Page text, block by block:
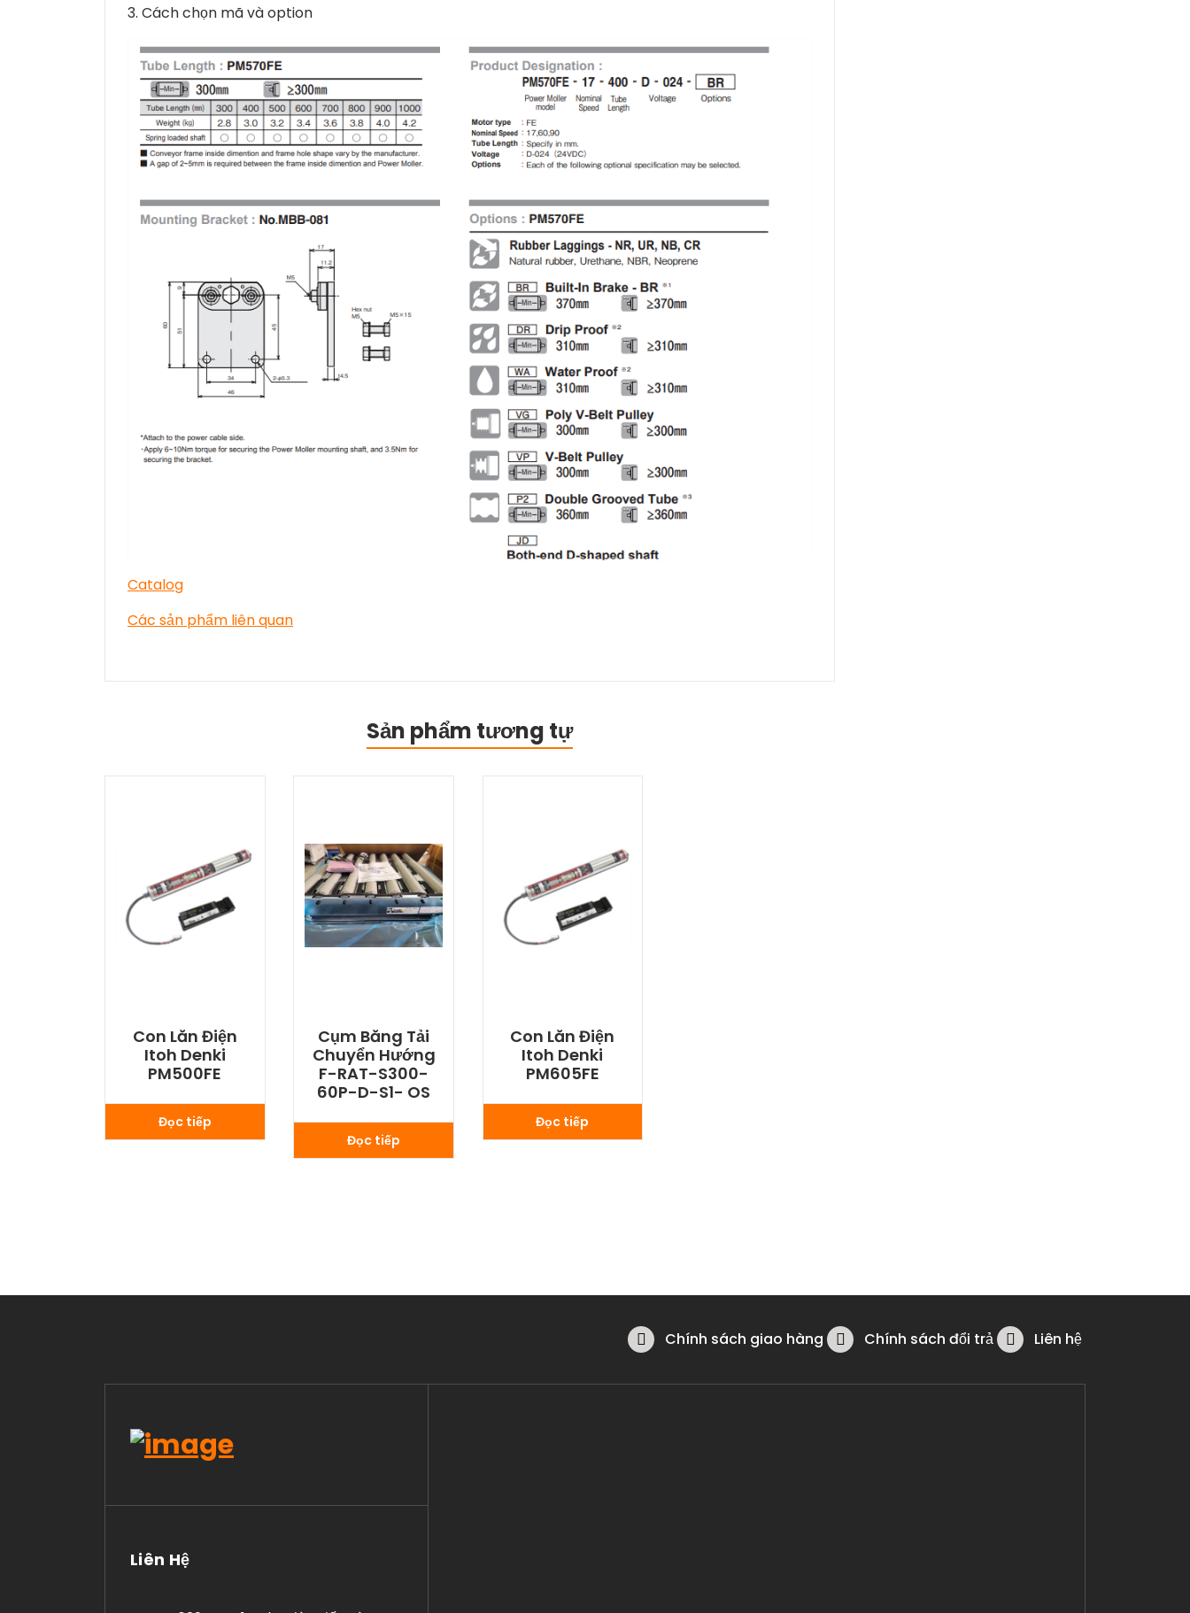
3. Cách chọn mã và option
Catalog
Các sản phẩm liên quan
Sản phẩm tương tự
Con Lăn Điện
Itoh Denki
PM500FE
Đọc tiếp
Cụm Băng Tải
Chuyển Hướng
F-RAT-S300-
60P-D-S1- OS
Đọc tiếp
Con Lăn Điện
Itoh Denki
PM605FE
Đọc tiếp
Chính sách giao hàng Chính sách đổi trả Liên hệ
Liên Hệ